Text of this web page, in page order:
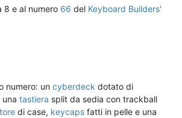
8 e al numero 66 del Keyboard Builders'
numero: un cyberdeck dotato di
una tastiera split da sedia con trackball
di case, keycaps fatti in pelle e una